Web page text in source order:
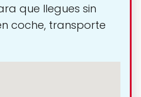
que llegues sin
coche, transporte